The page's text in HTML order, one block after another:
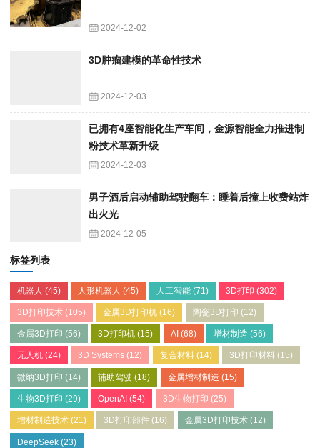
2024-12-02
3D肿瘤建模的革命性技术
2024-12-03
已拥有4座智能化生产车间，金源智能全力推进制
粉技术革新升级
2024-12-03
男子酒后启动辅助驾驶翻车：睡着后撞上收费站炸
出火光
2024-12-05
标签列表
机器人 (45) 人形机器人 (45) 人工智能(71) 3D打印 (302)
3D打印技术 (105) 金属3D打印机 (16) 陶瓷3D打印 (12)
金属3D打印 (56) 3D打印机 (15) AI (68) 增材制造 (56)
无人机 (24) 3D Systems (12) 复合材料(14) 3D打印材料 (15)
微纳3D打印 (14) 辅助驾驶 (18) 金属增材制造 (15)
生物3D打印 (29) OpenAI (54) 3D生物打印 (25)
增材制造技术 (21) 3D打印部件 (16) 金属3D打印技术(12)
DeepSeek (23)